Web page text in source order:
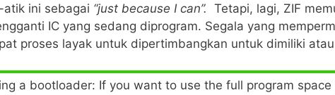
ini sebagai “just because I can”. Tetapi, lagi, ZIF
IC yang sedang diprogram. Segala yang
proses layak untuk dipertimbangkan untuk dimiliki
a bootloader: If you want to use the full program